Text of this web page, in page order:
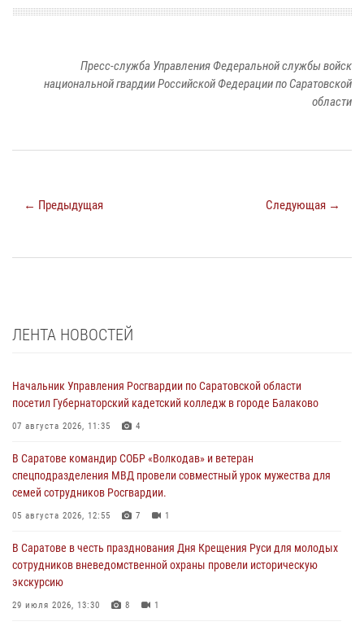
Пресс-служба Управления Федеральной службы войск
национальной гвардии Российской Федерации по Саратовской
области
← Предыдущая Следующая →
ЛЕНТА НОВОСТЕЙ
Начальник Управления Росгвардии по Саратовской области
посетил Губернаторский кадетский колледж в городе Балаково
07 августа 2026, 11:35 4
В Саратове командир СОБР «Волкодав» и ветеран
спецподразделения МВД провели совместный урок мужества для
семей сотрудников Росгвардии.
05 августа 2026, 12:55 7 1
В Саратове в честь празднования Дня Крещения Руси для молодых
сотрудников вневедомственной охраны провели историческую
экскурсию
29 июля 2026, 13:30 8 1